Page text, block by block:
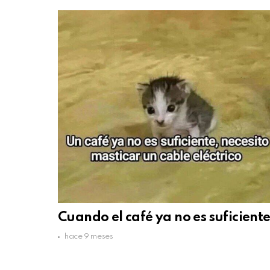
Cuando el café ya no es suficiente
hace 9 meses